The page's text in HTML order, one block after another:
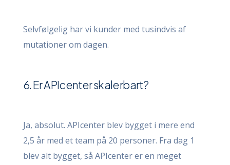
Selvfølgelig har vi kunder med tusindvis af
mutationer om dagen.
6. Er APIcenter skalerbart?
Ja, absolut. APIcenter blev bygget i mere end
2,5 år med et team på 20 personer. Fra dag 1
blev alt bygget, så APIcenter er en meget